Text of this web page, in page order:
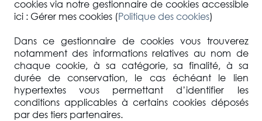
cookies via notre gestionnaire de cookies accessible
ici : Gérer mes cookies (Politique des cookies)
Dans ce gestionnaire de cookies vous trouverez
notamment des informations relatives au nom de
chaque cookie, à sa catégorie, sa finalité, à sa
durée de conservation, le cas échéant le lien
hypertextes vous permettant d’identifier les
conditions applicables à certains cookies déposés
par des tiers partenaires.